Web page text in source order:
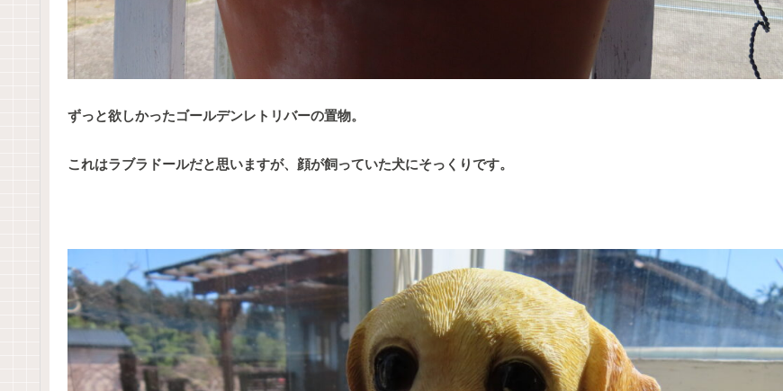
ずっと欲しかったゴールデンレトリバーの置物。
これはラブラドールだと思いますが、顔が飼っていた犬にそっくりです。